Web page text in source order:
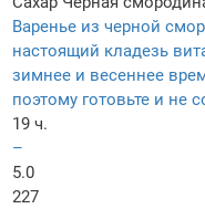
Варенье из черной
настоящий кладезь
зимнее и весеннее
поэтому готовьте и не
19 ч.
–
5.0
227